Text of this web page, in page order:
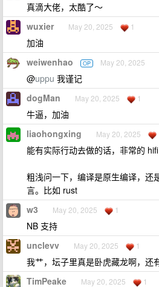
真滴大佬，太酷了～
wuxier May 20, 2025 1
加油
weiwenhao OP May 20, 2025
@uppu 我谨记
dogMan May 20, 2025 1
牛逼，加油
liaohongxing May 20, 2025
能有实际行动去做的话，非常的 hifi
粗浅问一下，编译是原生编译，还
言。比如 rust
w3 May 20, 2025 1
NB 支持
unclevv May 20, 2025 1
我艹，坛子里真是卧虎藏龙啊，还
TimPeake May 20, 2025 1